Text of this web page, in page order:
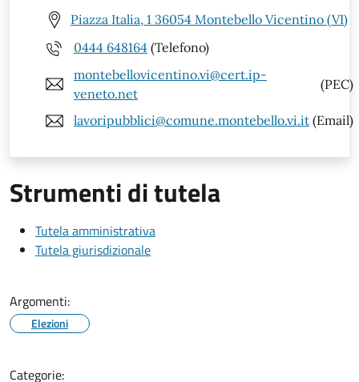
Piazza Italia, 1 36054 Montebello Vicentino (VI)
0444 648164 (Telefono)
montebellovicentino.vi@cert.ip-
veneto.net
(PEC)
lavoripubblici@comune.montebello.vi.it (Email)
Strumenti di tutela
Tutela amministrativa
Tutela giurisdizionale
Argomenti:
Elezioni
Categorie: